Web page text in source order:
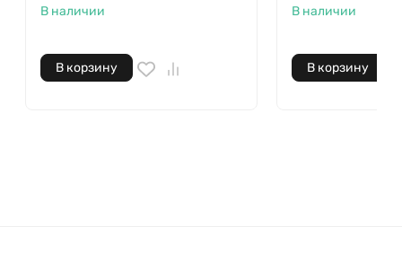
В наличии
В корзину
В наличии
В корзину